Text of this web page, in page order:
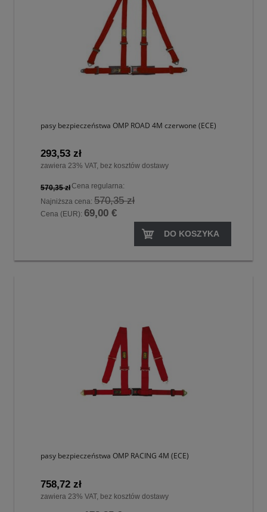
pasy bezpieczeństwa OMP ROAD 4M czerwone (ECE)
293,53 zł
zawiera 23% VAT, bez kosztów dostawy
Cena regularna:
570,35 zł
Najniższa cena: 570,35 zł
Cena (EUR): 69,00 €
DO KOSZYKA
pasy bezpieczeństwa OMP RACING 4M (ECE)
758,72 zł
zawiera 23% VAT, bez kosztów dostawy